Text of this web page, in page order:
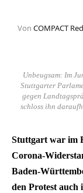
Von COMPACT
Unbeugsam: Im
Stuttgarter
gegen
schloss ihn
Stuttgart war im
Corona-
Baden-
den Protest auch